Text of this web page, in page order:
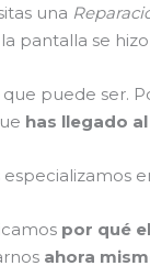
una
pantalla se
puede ser.
has llegado
por qué
ahora